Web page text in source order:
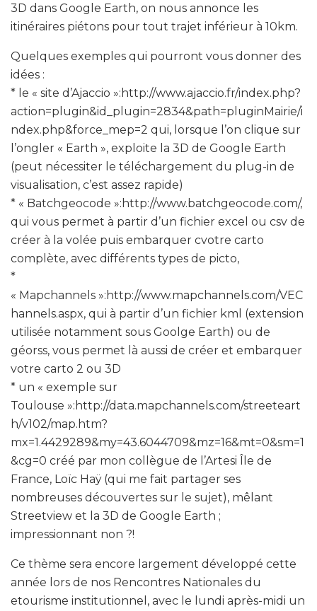
3D dans Google Earth, on nous annonce les
itinéraires piétons pour tout trajet inférieur à 10km.
Quelques exemples qui pourront vous donner des
idées :
* le « site d’Ajaccio »:http://www.ajaccio.fr/index.php?
action=plugin&id_plugin=2834&path=pluginMairie/i
ndex.php&force_mep=2 qui, lorsque l’on clique sur
l’ongler « Earth », exploite la 3D de Google Earth
(peut nécessiter le téléchargement du plug-in de
visualisation, c’est assez rapide)
* « Batchgeocode »:http://www.batchgeocode.com/,
qui vous permet à partir d’un fichier excel ou csv de
créer à la volée puis embarquer cvotre carto
complète, avec différents types de picto,
*
« Mapchannels »:http://www.mapchannels.com/VEC
hannels.aspx, qui à partir d’un fichier kml (extension
utilisée notamment sous Goolge Earth) ou de
géorss, vous permet là aussi de créer et embarquer
votre carto 2 ou 3D
* un « exemple sur
Toulouse »:http://data.mapchannels.com/streeteart
h/v102/map.htm?
mx=1.4429289&my=43.6044709&mz=16&mt=0&sm=1
&cg=0 créé par mon collègue de l’Artesi Île de
France, Loïc Haÿ (qui me fait partager ses
nombreuses découvertes sur le sujet), mêlant
Streetview et la 3D de Google Earth ;
impressionnant non ?!
Ce thème sera encore largement développé cette
année lors de nos Rencontres Nationales du
etourisme institutionnel, avec le lundi après-midi un